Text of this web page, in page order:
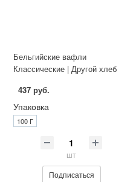
Бельгийские вафли
Классические | Другой хлеб
437 руб.
Упаковка
100 Г
шт
Подписаться